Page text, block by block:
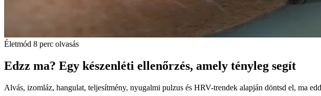
Életmód 8 perc olvasás
Edzz ma? Egy készenléti ellenőrzés, amely tényleg segít
Alvás, izomláz, hangulat, teljesítmény, nyugalmi pulzus és HRV-trendek alapján döntsd el, ma